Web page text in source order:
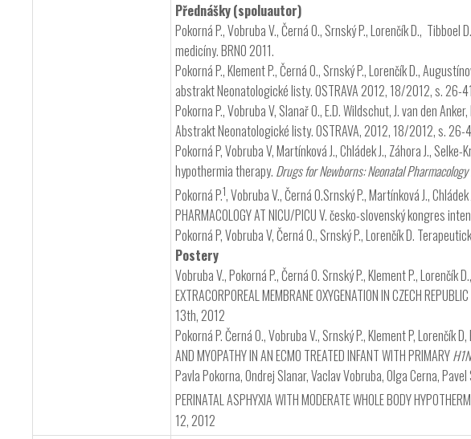
Přednášky(spoluautor)
Pokorná P., Vobruba V., Černá O., Srnský P., Lorenčík D., Tibboel
medicíny. BRNO 2011.
Pokorná P., Klement P., Černá O., Srnský P., Lorenčík D.,
abstrakt Neonatologické listy. OSTRAVA 2012, 18/2012, s. 26-41
Pokorna P., Vobruba V, Slanař O., E.D. Wildschut, J. van den
Abstrakt Neonatologické listy. OSTRAVA, 2012, 18/2012, s. 26-
Pokorná P, Vobruba V, Martínková J., Chládek J., Záhora J.,
hypothermia therapy. Drugs for Newborns: Neonatal
Pokorná P.1, Vobruba V., Černá O.Srnský P., Martínková J.,
PHARMACOLOGY AT NICU/PICU V. česko-slovenský kongres
Pokorná P, Vobruba V, Černá O., Srnský P., Lorenčík D.
Postery
Vobruba V., Pokorná P., Černá O. Srnský P., Klement P., Lorenčík
EXTRACORPOREAL MEMBRANE OXYGENATION IN CZECH
13th, 2012
Pokorná P. Černá O., Vobruba V., Srnský P., Klement P, Lorenčík
AND MYOPATHY IN AN ECMO TREATED INFANT WITH PRIMARY
Pavla Pokorna, Ondrej Slanar, Vaclav Vobruba, Olga Cerna, Pavel
PERINATAL ASPHYXIA WITH MODERATE WHOLE BODY
12, 2012